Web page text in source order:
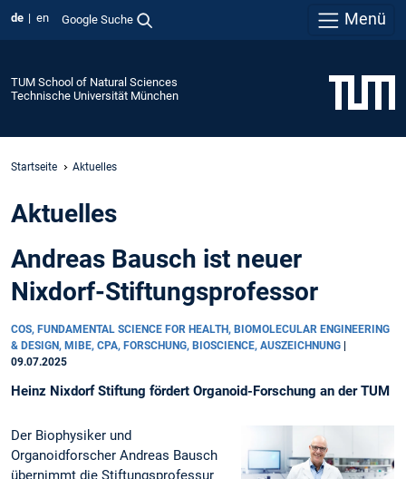
de en Google Suche Menü
TUM School of Natural Sciences
Technische Universität München
Startseite Aktuelles
Aktuelles
Andreas Bausch ist neuer
Nixdorf-Stiftungsprofessor
COS, FUNDAMENTAL SCIENCE FOR HEALTH, BIOMOLECULAR ENGINEERING
& DESIGN, MIBE, CPA, FORSCHUNG, BIOSCIENCE, AUSZEICHNUNG
09.07.2025
Heinz Nixdorf Stiftung fördert Organoid-Forschung an der TUM
Der Biophysiker und
Organoidforscher Andreas Bausch